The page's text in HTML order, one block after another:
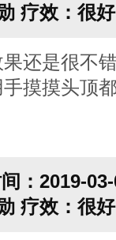
疗效：很好
还是很不
摸摸头顶
：2019-
疗效：很好